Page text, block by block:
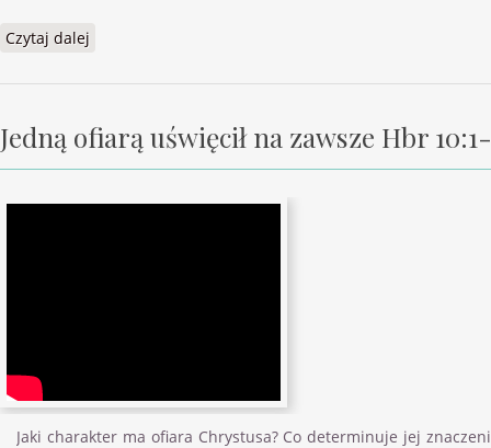
Czytaj dalej
Jedną ofiarą uświęcił na zawsze Hbr
Jaki charakter ma ofiara Chrystusa? Co determinuje jej